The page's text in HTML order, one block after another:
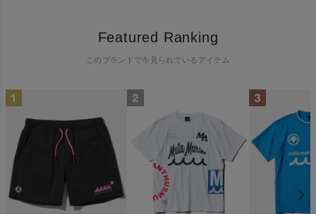
Featured Ranking
このブランドで今見られているアイテム